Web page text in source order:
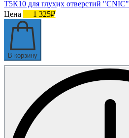
Т5К10 для глухих отверстий "CNIC"
Цена
1 325₽
В корзину